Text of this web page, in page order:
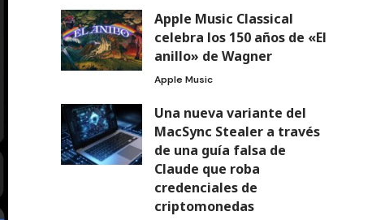
Apple Music Classical
celebra los 150 años de «El
anillo» de Wagner
Apple Music
Una nueva variante del
MacSync Stealer a través
de una guía falsa de
Claude que roba
credenciales de
criptomonedas